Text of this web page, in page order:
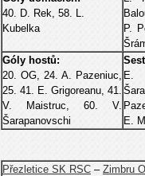
40. D. Rek, 58. L.
Kubelka
P.
Góly hostů:
20. OG, 24. A. Pazeniuc,
25. 41. E. Grigoreanu, 41.
V. Maistruc, 60. V.
Šarapanovschi
E.
Přezletice SK RSC – Zimbru